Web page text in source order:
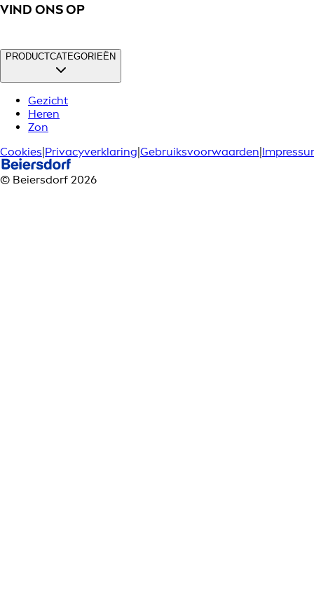
VIND ONS OP
PRODUCTCATEGORIEËN
Gezicht
Heren
Zon
Cookies|Privacyverklaring|Gebruiksvoorwaarden|
© Beiersdorf 2026